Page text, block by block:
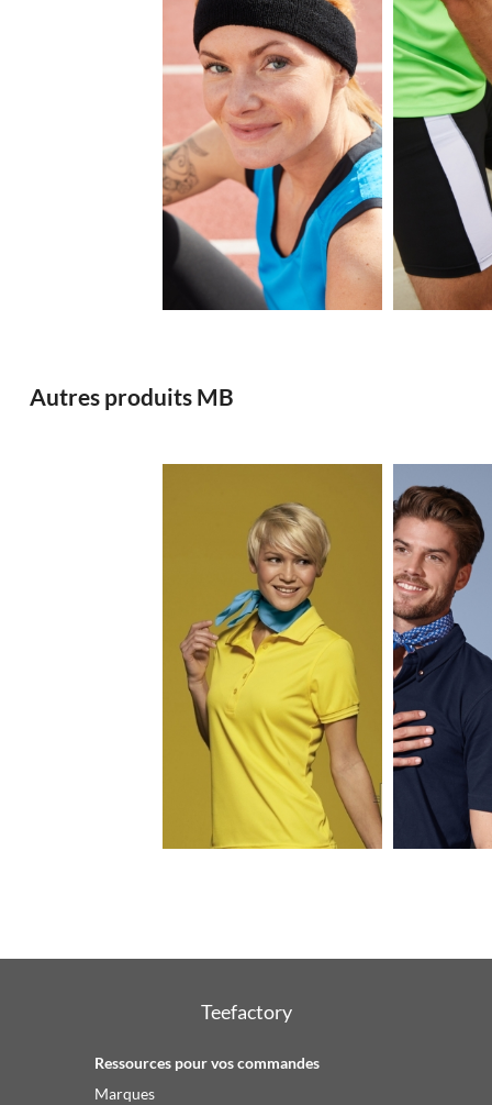
1.88€
Autres produits MB
1.32€
Teefactory
Ressources pour vos commandes
Marques